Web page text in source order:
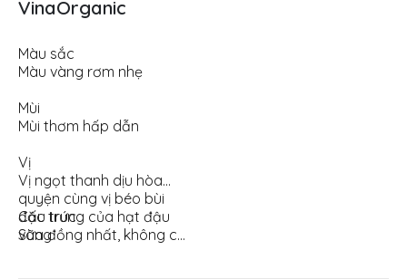
VinaOrganic
Màu sắc
Màu vàng rơm nhẹ
Mùi
Mùi thơm hấp dẫn
Vị
Vị ngọt thanh dịu hòa
quyện cùng vị béo bùi
đặc trưng của hạt đậu
vàng
Cấu trúc
Sữa đồng nhất, không có